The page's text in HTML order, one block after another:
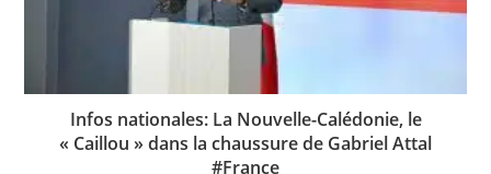
Infos nationales: La Nouvelle-Calédonie, le
« Caillou » dans la chaussure de Gabriel Attal
#France